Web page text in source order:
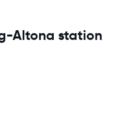
Altona station